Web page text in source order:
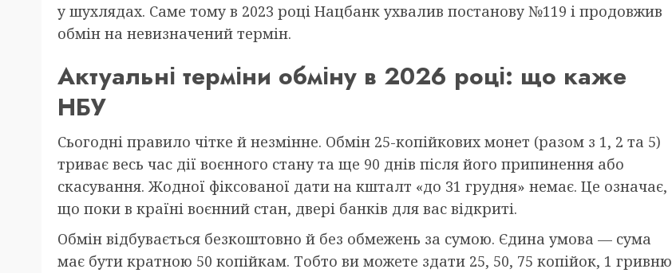
у шухлядах. Саме тому в 2023 році Нацбанк ухвалив постанову №119 і продовжив
обмін на невизначений термін.
Актуальні терміни обміну в 2026 році: що каже
НБУ
Сьогодні правило чітке й незмінне. Обмін 25-копійкових монет (разом з 1, 2 та 5)
триває весь час дії воєнного стану та ще 90 днів після його припинення або
скасування. Жодної фіксованої дати на кшталт «до 31 грудня» немає. Це означає,
що поки в країні воєнний стан, двері банків для вас відкриті.
Обмін відбувається безкоштовно й без обмежень за сумою. Єдина умова — сума
має бути кратною 50 копійкам. Тобто ви можете здати 25, 50, 75 копійок, 1 гривню